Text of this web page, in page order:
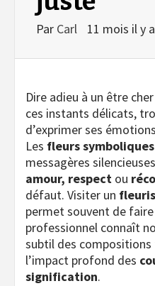
Par Carl 11 mois il y a
Dire adieu à un être
ces instants délicats,
d’exprimer ses
Les fleurs symboliques
messagères
amour, respect ou
défaut. Visiter un
permet souvent de
professionnel connaît
subtil des compositions
l’impact profond des
signification.